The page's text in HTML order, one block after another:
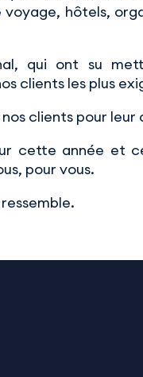
hôtels,
qui ont su
clients les plus
clients pour
cette année et
pour vous.